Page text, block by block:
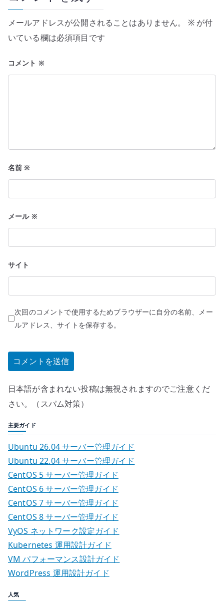
シ
ョ
ン
メールアドレスが公開されることはありません。 ※が付
いている欄は必須項目です
コメント ※
名前※
メール ※
サイト
次回のコメントで使用するためブラウザーに自分の名前、メー
ルアドレス、サイトを保存する。
日本語が含まれない投稿は無視されますのでご注意くだ
さい。（スパム対策）
主要ガイド
Ubuntu 26.04 サーバー管理ガイド
Ubuntu 22.04 サーバー管理ガイド
CentOS 5 サーバー管理ガイド
CentOS 6 サーバー管理ガイド
CentOS 7 サーバー管理ガイド
CentOS 8 サーバー管理ガイド
VyOS ネットワーク設定ガイド
Kubernetes 運用設計ガイド
VM パフォーマンス設計ガイド
WordPress 運用設計ガイド
人気